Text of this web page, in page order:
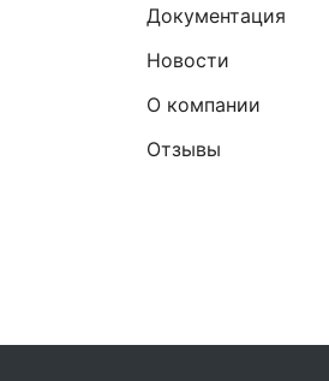
Документация
Новости
О компании
Отзывы